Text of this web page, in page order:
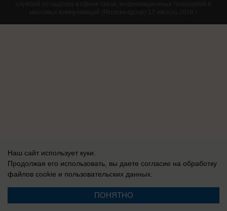
службой по надзору в сфере связи, информационных технологий и
массовых коммуникаций (Роскомнадзор) 17 августа 2018 г.
Наш сайт использует куки.
Продолжая его использовать, вы даете согласие на обработку
файлов cookie и пользовательских данных.
ПОНЯТНО